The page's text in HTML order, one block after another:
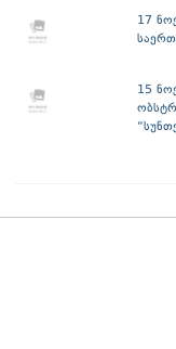
17
15